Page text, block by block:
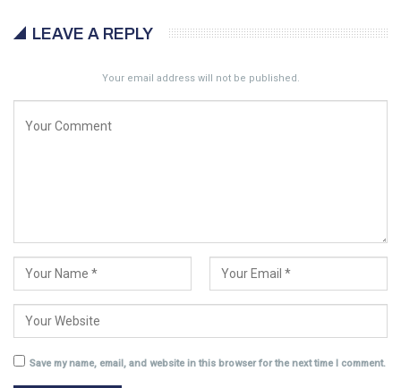
LEAVE A REPLY
Your email address will not be published.
Save my name, email, and website in this browser for the next time I comment.